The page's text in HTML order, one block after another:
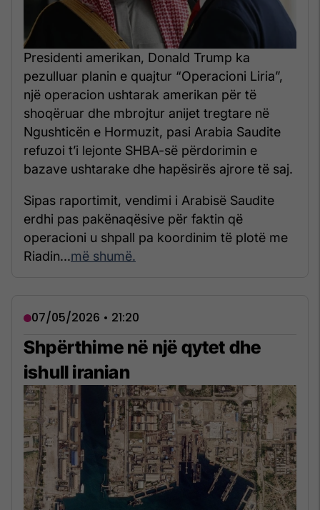
Presidenti amerikan, Donald Trump ka
pezulluar planin e quajtur “Operacioni Liria”,
një operacion ushtarak amerikan për të
shoqëruar dhe mbrojtur anijet tregtare në
Ngushticën e Hormuzit, pasi Arabia Saudite
refuzoi t’i lejonte SHBA-së përdorimin e
bazave ushtarake dhe hapësirës ajrore të saj.
Sipas raportimit, vendimi i Arabisë Saudite
erdhi pas pakënaqësive për faktin që
operacioni u shpall pa koordinim të plotë me
Riadin...më shumë.
07/05/2026 • 21:20
Shpërthime në një qytet dhe
ishull iranian